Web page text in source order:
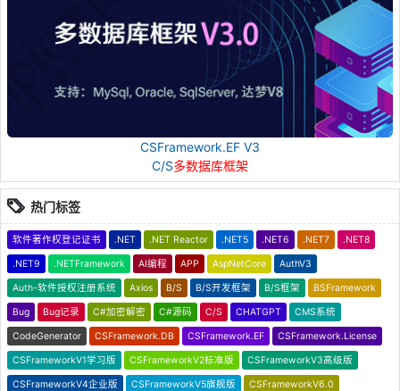
CSFramework.EF V3
C/S多数据库框架
热门标签
软件著作权登记证书 .NET .NET Reactor .NET5 .NET6 .NET7 .NET8
.NET9 .NETFramework AI编程 APP AspNetCore AuthV3
Auth-软件授权注册系统 Axios B/S B/S开发框架 B/S框架 BSFramework
Bug Bug记录 C#加密解密 C#源码 C/S CHATGPT CMS系统
CodeGenerator CSFramework.DB CSFramework.EF CSFramework.License
CSFrameworkV1学习版 CSFrameworkV2标准版 CSFrameworkV3高级版
CSFrameworkV4企业版 CSFrameworkV5旗舰版 CSFrameworkV6.0